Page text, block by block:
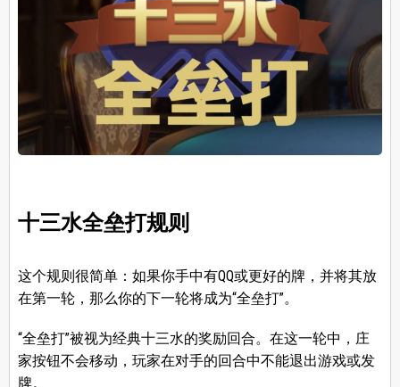
十三水全垒打规则
这个规则很简单：如果你手中有QQ或更好的牌，并将其放
在第一轮，那么你的下一轮将成为“全垒打”。
“全垒打”被视为经典十三水的奖励回合。在这一轮中，庄
家按钮不会移动，玩家在对手的回合中不能退出游戏或发
牌。